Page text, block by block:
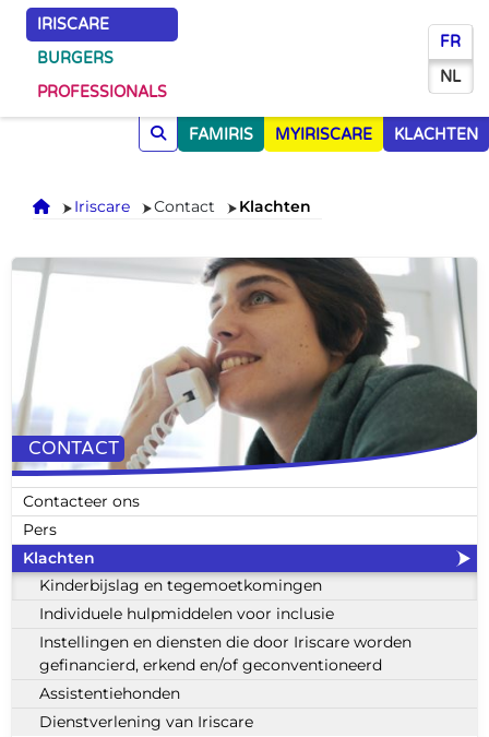
IRISCARE
BURGERS
PROFESSIONALS
FR
NL
FAMIRIS MYIRISCARE KLACHTEN
Onthaal
Iriscare Contact Klachten
CONTACT
Contacteer ons
Pers
Klachten
Kinderbijslag en tegemoetkomingen
Individuele hulpmiddelen voor inclusie
Instellingen en diensten die door Iriscare worden
gefinancierd, erkend en/of geconventioneerd
Assistentiehonden
Dienstverlening van Iriscare